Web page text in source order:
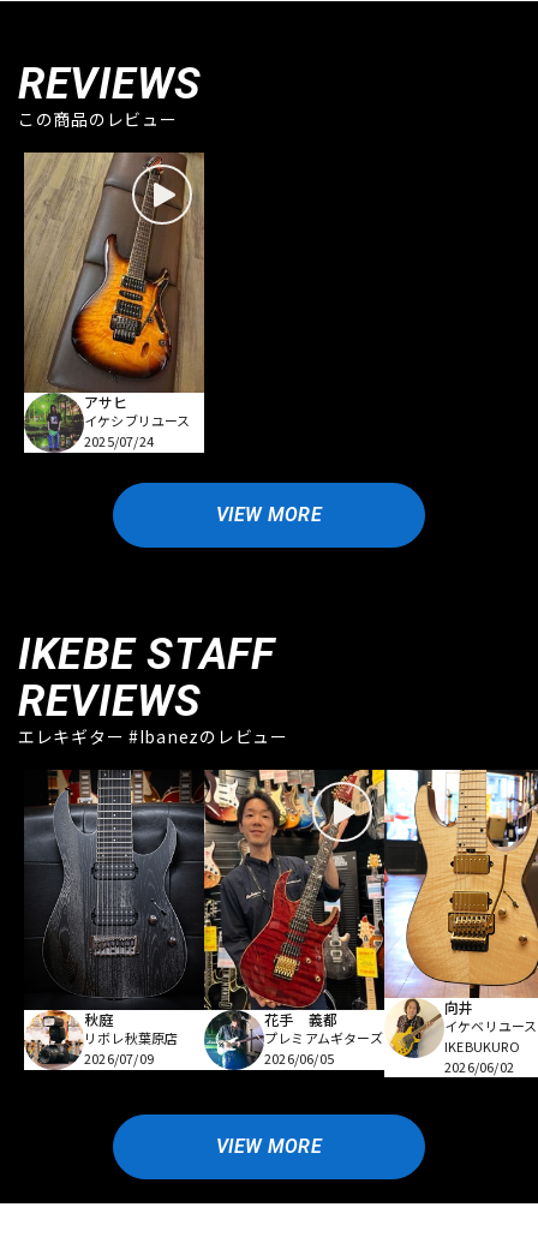
REVIEWS
この商品のレビュー
アサヒ
イケシブリユース
2025/07/24
VIEW MORE
IKEBE STAFF
REVIEWS
エレキギター #Ibanezのレビュー
秋庭
リボレ秋葉原店
2026/07/09
花手 義都
プレミアムギターズ
2026/06/05
向井
イケベリユース
IKEBUKURO
2026/06/02
VIEW MORE